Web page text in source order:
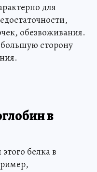
для
обезвоживания.
сторону
в
белка в